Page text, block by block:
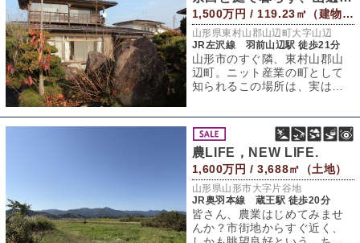
1,500万円 / 119.23㎡（建物） 838.99㎡（敷地）
山形県東村山郡山辺町大字山辺
JR左沢線 羽前山辺駅 徒歩21分
山形市のすぐ隣、東村山郡山
辺町。ニット産業の町として
知られるこの場所は、実は山
農LIFE，NEW LIFE.
1,600万円 / 3,688㎡（土地）
山形県山形市大字片谷地
JR奥羽本線 蔵王駅 徒歩20分
皆さん、農業はじめてみませ
んか？市街地からすぐ近く、